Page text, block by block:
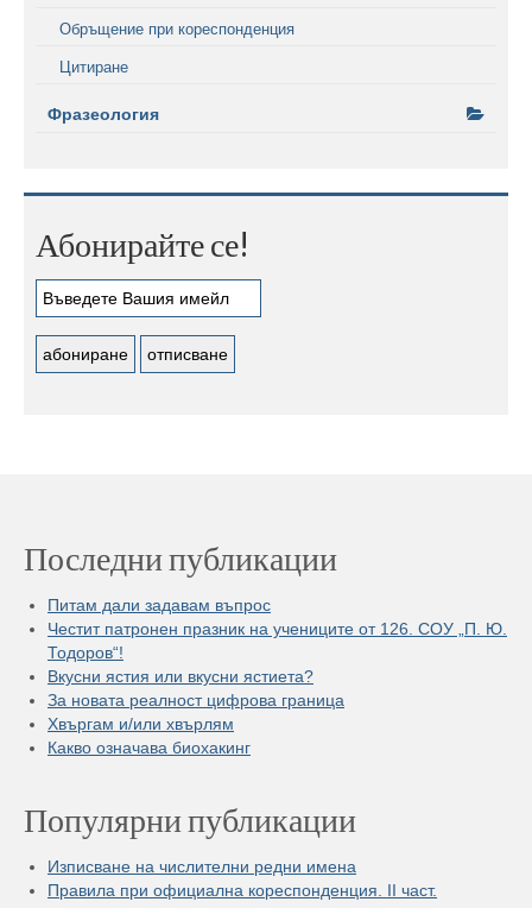
Обръщение при кореспонденция
Цитиране
Фразеология
Абонирайте се!
Последни публикации
Питам дали задавам въпрос
Честит патронен празник на учениците от 126. СОУ „П. Ю.
Тодоров“!
Вкусни ястия или вкусни ястиета?
За новата реалност цифрова граница
Хвъргам и/или хвърлям
Какво означава биохакинг
Популярни публикации
Изписване на числителни редни имена
Правила при официална кореспонденция. II част.